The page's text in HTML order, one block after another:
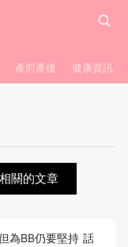
產前產後 健康資訊
關的文章
為BB仍要堅持 話